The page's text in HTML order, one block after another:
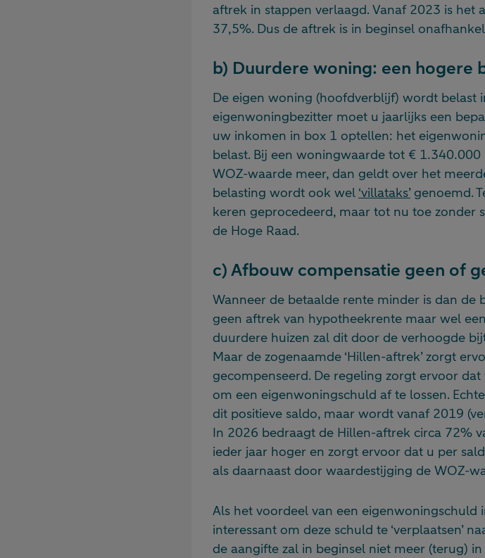
aftrek in stappen verlaagd. Vanaf 2023 is het
37,5%. Dus de aftrek is in beginsel
b) Duurdere woning: een hogere
De eigen woning (hoofdverblijf) wordt belast
eigenwoningbezitter moet u jaarlijks een
uw inkomen in box 1 optellen: het
belast. Bij een woningwaarde tot €
WOZ-waarde meer, dan geldt over het
belasting wordt ook wel ‘villataks’genoemd.
keren geprocedeerd, maar tot nu toe zonder
de Hoge Raad.
c) Afbouw compensatie geen of
Wanneer de betaalde rente minder is dan
geen aftrek van hypotheekrente maar wel
duurdere huizen zal dit door de verhoogde
Maar de zogenaamde ‘Hillen-aftrek’ zorgt
gecompenseerd. De regeling zorgt ervoor
om een eigenwoningschuld af te lossen.
dit positieve saldo, maar wordt vanaf 2019
In 2026 bedraagt de Hillen-aftrek circa 72%
ieder jaar hoger en zorgt ervoor dat u per
als daarnaast door waardestijging de WOZ-
Als het voordeel van een eigenwoningschuld
interessant om deze schuld te ‘verplaatsen’
de aangifte zal in beginsel niet meer (terug)